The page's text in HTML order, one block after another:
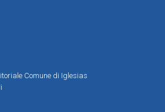
Comune di Iglesias